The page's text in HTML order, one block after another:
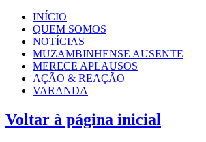
INÍCIO
QUEM SOMOS
NOTÍCIAS
MUZAMBINHENSE AUSENTE
MERECE APLAUSOS
AÇÃO & REAÇÃO
VARANDA
Voltar à página inicial